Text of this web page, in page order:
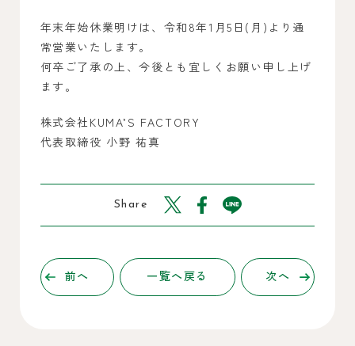
年末年始休業明けは、令和8年1月5日(月)より通
常営業いたします。
何卒ご了承の上、今後とも宜しくお願い申し上げ
ます。
株式会社KUMA’S FACTORY
代表取締役 小野 祐真
Share
前へ 一覧へ戻る 次へ